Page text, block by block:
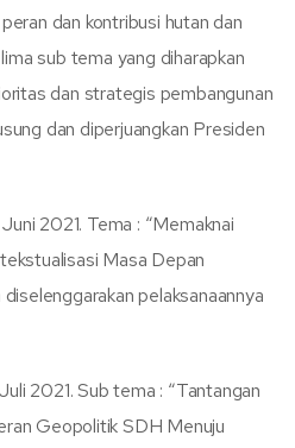
dan kontribusi hutan dan
sub tema yang diharapkan
dan strategis pembangunan
dan diperjuangkan Presiden
2021. Tema : “Memaknai
Masa Depan
pelaksanaannya
2021. Sub tema : “Tantangan
Geopolitik SDH Menuju